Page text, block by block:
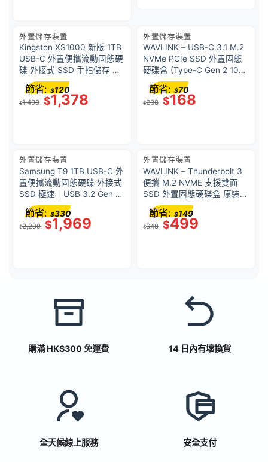
外置儲存裝置
Kingston XS1000 新版 1TB
USB-C 外置便攜流動固態硬
碟 外接式 SSD 手指儲存 高
速｜USB 3.2 Gen 2 ｜支援
高達 1050MB/s 傳輸速度
$1,498 $1,378
節省: $120
外置儲存裝置
WAVLINK – USB-C 3.1 M.2
NVMe PCIe SSD 外置固態
硬碟盒 (Type-C Gen 2 10G)
ST338C 原裝行貨 一年保養
$238 $168
節省: $70
外置儲存裝置
Samsung T9 1TB USB-C 外
置便攜流動固態硬碟 外接式
SSD 極速｜USB 3.2 Gen 2
｜支援高達 2000MB/s 傳輸
速度｜iPhone 電腦兩用｜
MU-PG1T0BWW
$2,299 $1,969
節省: $330
外置儲存裝置
WAVLINK – Thunderbolt 3
便攜 M.2 NVME 支援雙面
SSD 外置固態硬碟盒 原裝行
貨 UTE02 三年保養
$648 $499
節省: $149
購滿 HK$300 免運費 14 日內有壞換貨
全天候線上服務 安全支付